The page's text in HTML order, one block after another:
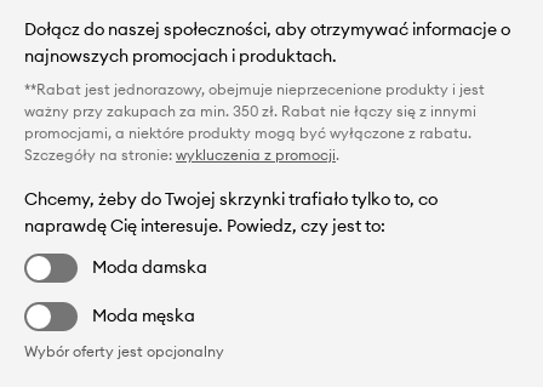
Dołącz do naszej społeczności, aby otrzymywać informacje o
najnowszych promocjach i produktach.
**Rabat jest jednorazowy, obejmuje nieprzecenione produkty i jest
ważny przy zakupach za min. 350 zł. Rabat nie łączy się z innymi
promocjami, a niektóre produkty mogą być wyłączone z rabatu.
Szczegóły na stronie: wykluczenia z promocji.
Chcemy, żeby do Twojej skrzynki trafiało tylko to, co
naprawdę Cię interesuje. Powiedz, czy jest to:
Moda damska
Moda męska
Wybór oferty jest opcjonalny